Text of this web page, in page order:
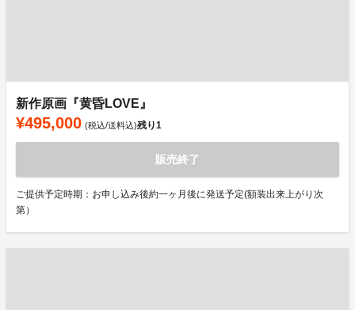
新作原画『黄昏LOVE』
¥495,000 (税込/送料込)残り1
販売終了
ご提供予定時期：お申し込み後約一ヶ月後に発送予定(額装出来上がり次
第）